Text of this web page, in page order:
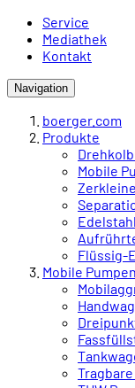
Service
Mediathek
Kontakt
Navigation
boerger.com
Produkte
Mobile
Flüssig-
Mobile Pumpen